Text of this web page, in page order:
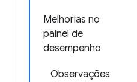
Melhorias no
painel de
desempenho
Observações